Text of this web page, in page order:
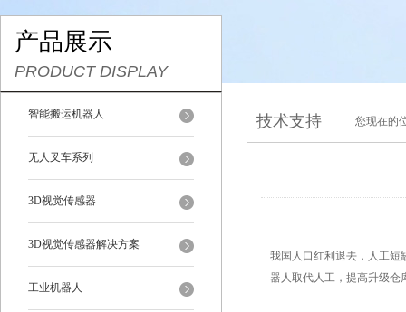
产品展示
PRODUCT DISPLAY
智能搬运机器人
无人叉车系列
3D视觉传感器
3D视觉传感器解决方案
工业机器人
技术支持 您现在的
我国人口红利退去，人工短
器人取代人工，提高升级仓